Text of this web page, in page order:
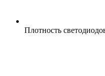
Плотность